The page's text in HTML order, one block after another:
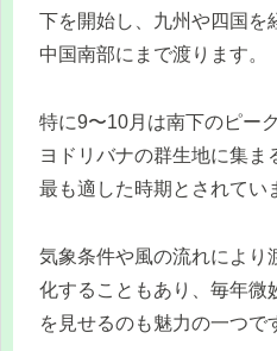
下を開始し、九州や四国を
中国南部にまで渡ります。
特に9〜10月は南下のピー
ヨドリバナの群生地に集ま
最も適した時期とされてい
気象条件や風の流れにより
化することもあり、毎年微
を見せるのも魅力の一つで